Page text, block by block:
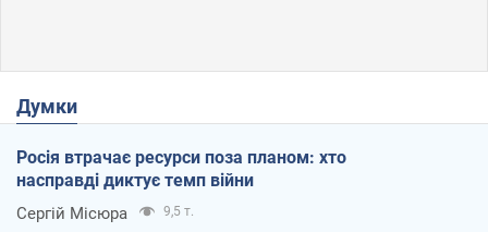
Думки
Росія втрачає ресурси поза планом: хто
насправді диктує темп війни
Сергій Місюра 9,5 т.